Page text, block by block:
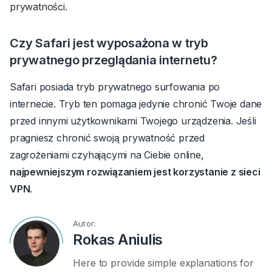
prywatności.
Czy Safari jest wyposażona w tryb
prywatnego przeglądania internetu?
Safari posiada tryb prywatnego surfowania po
internecie. Tryb ten pomaga jedynie chronić Twoje dane
przed innymi użytkownikami Twojego urządzenia. Jeśli
pragniesz chronić swoją prywatność przed
zagrożeniami czyhającymi na Ciebie online,
najpewniejszym rozwiązaniem jest korzystanie z sieci
VPN.
Autor:
Rokas Aniulis
Here to provide simple explanations for